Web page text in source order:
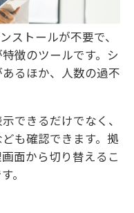
ストールが不要で、
徴のツールです。シ
るほか、人数の過不
できるだけでなく、
も確認できます。拠
面から切り替えるこ
。